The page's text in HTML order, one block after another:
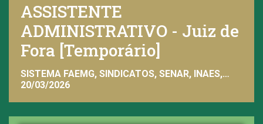
ASSISTENTE
ADMINISTRATIVO - Juiz de
Fora [Temporário]
SISTEMA FAEMG, SINDICATOS, SENAR, INAES,
FAEMG
20/03/2026